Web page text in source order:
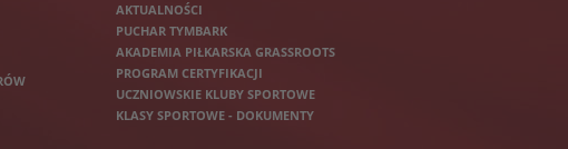
AKTUALNOŚCI
PUCHAR TYMBARK
AKADEMIA PIŁKARSKA GRASSROOTS
PROGRAM CERTYFIKACJI
UCZNIOWSKIE KLUBY SPORTOWE
KLASY SPORTOWE - DOKUMENTY